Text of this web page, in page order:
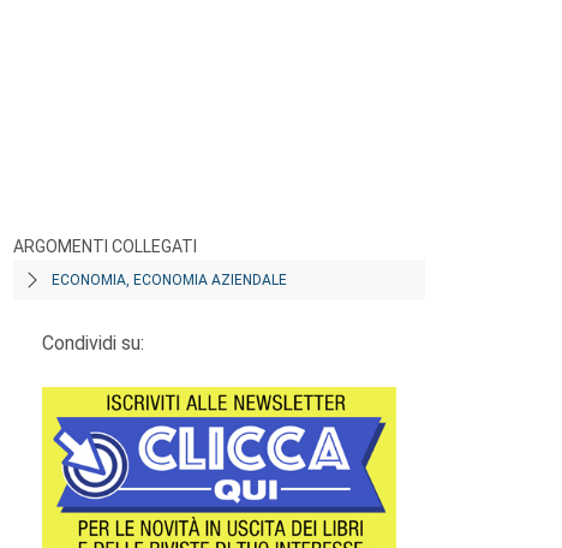
ARGOMENTI COLLEGATI
ECONOMIA, ECONOMIA AZIENDALE
Condividi su: